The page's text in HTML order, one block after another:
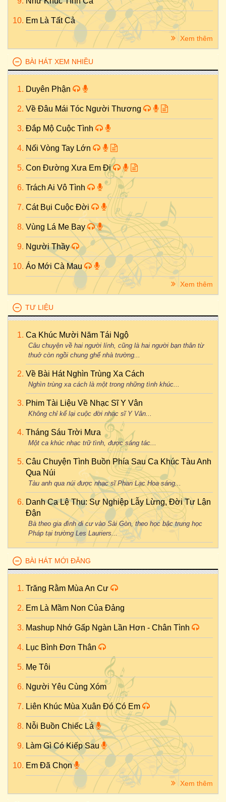
Em Là Tất Cả
Xem thêm
BÀI HÁT XEM NHIỀU
Duyên Phận
Về Đâu Mái Tóc Người Thương
Đắp Mộ Cuộc Tình
Nối Vòng Tay Lớn
Con Đường Xưa Em Đi
Trách Ai Vô Tình
Cát Bụi Cuộc Đời
Vùng Lá Me Bay
Người Thầy
Áo Mới Cà Mau
Xem thêm
TƯ LIỆU
Ca Khúc Mười Năm Tái Ngộ
Câu chuyện về hai người lính, cũng là hai người bạn thân từ
thuở còn ngồi chung ghế nhà trường...
Về Bài Hát Nghìn Trùng Xa Cách
Nghìn trùng xa cách là một trong những tình khúc...
Phim Tài Liệu Về Nhạc Sĩ Y Vân
Không chỉ kể lại cuộc đời nhạc sĩ Y Vân...
Tháng Sáu Trời Mưa
Một ca khúc nhạc trữ tình, được sáng tác...
Câu Chuyện Tình Buồn Phía Sau Ca Khúc Tàu Anh
Qua Núi
Tàu anh qua núi được nhạc sĩ Phan Lạc Hoa sáng...
Danh Ca Lệ Thu: Sự Nghiệp Lẫy Lừng, Đời Tư Lận
Đận
Bà theo gia đình di cư vào Sài Gòn, theo học bậc trung học
Pháp tại trường Les Lauriers...
BÀI HÁT MỚI ĐĂNG
Trăng Rằm Mùa An Cư
Em Là Mầm Non Của Đảng
Mashup Nhớ Gấp Ngàn Lần Hơn - Chân Tình
Lục Bình Đơn Thân
Mẹ Tôi
Người Yêu Cùng Xóm
Liên Khúc Mùa Xuân Đó Có Em
Nỗi Buồn Chiếc Lá
Làm Gì Có Kiếp Sau
Em Đã Chọn
Xem thêm